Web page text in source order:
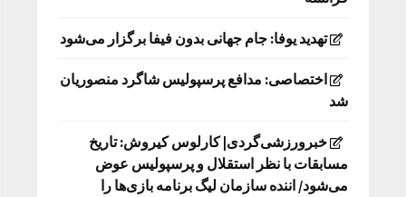
تهدید یوفا: جام جهانی بدون فیفا برگزار می‌شود
اختصاصی: مدافع پرسپولیس شاگرد منصوریان
شد
خبرورزشی‌گردی| کارلوس کیروش: تاریخ
مسابقات با نظر استقلال و پرسپولیس عوض
می‌شود/ اننده سازمان لیگ برنامه بازی‌ها را